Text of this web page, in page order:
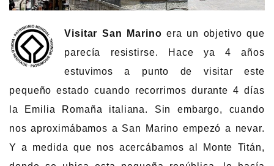
Visitar San Marino era un objetivo que
parecía resistirse. Hace ya 4 años
estuvimos a punto de visitar este
pequeño estado cuando recorrimos durante 4 días
la Emilia Romaña italiana. Sin embargo, cuando
nos aproximábamos a San Marino empezó a nevar.
Y a medida que nos acercábamos al Monte Titán,